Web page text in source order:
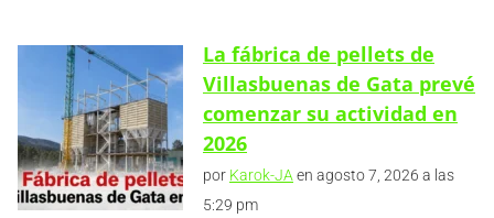
La fábrica de pellets de
Villasbuenas de Gata prevé
comenzar su actividad en
2026
por Karok-JA en agosto 7, 2026 a las
5:29 pm